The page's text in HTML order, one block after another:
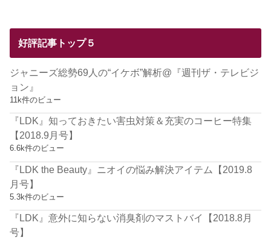
好評記事トップ５
ジャニーズ総勢69人の“イケボ”解析@『週刊ザ・テレビジ
ョン』
11k件のビュー
『LDK』知っておきたい害虫対策＆充実のコーヒー特集
【2018.9月号】
6.6k件のビュー
『LDK the Beauty』ニオイの悩み解決アイテム【2019.8
月号】
5.3k件のビュー
『LDK』意外に知らない消臭剤のマストバイ【2018.8月
号】